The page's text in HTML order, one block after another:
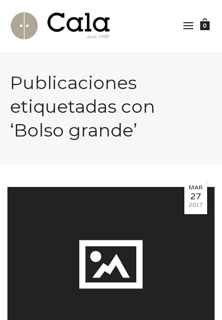
0
Publicaciones
etiquetadas con
‘Bolso grande’
MAR
27
2017